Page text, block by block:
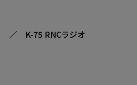
／ K-75 RNCラジオ